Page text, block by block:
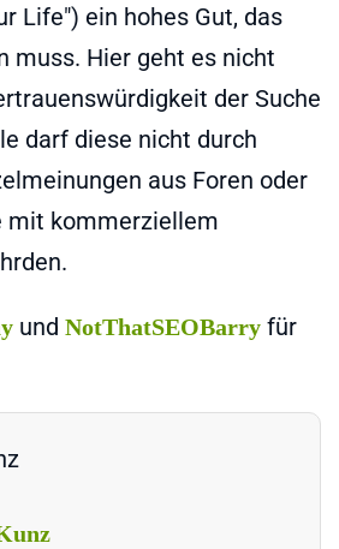
Life") ein hohes Gut, das
muss. Hier geht es nicht
der Suche
darf diese nicht durch
aus Foren oder
mit kommerziellem
und NotThatSEOBarry für